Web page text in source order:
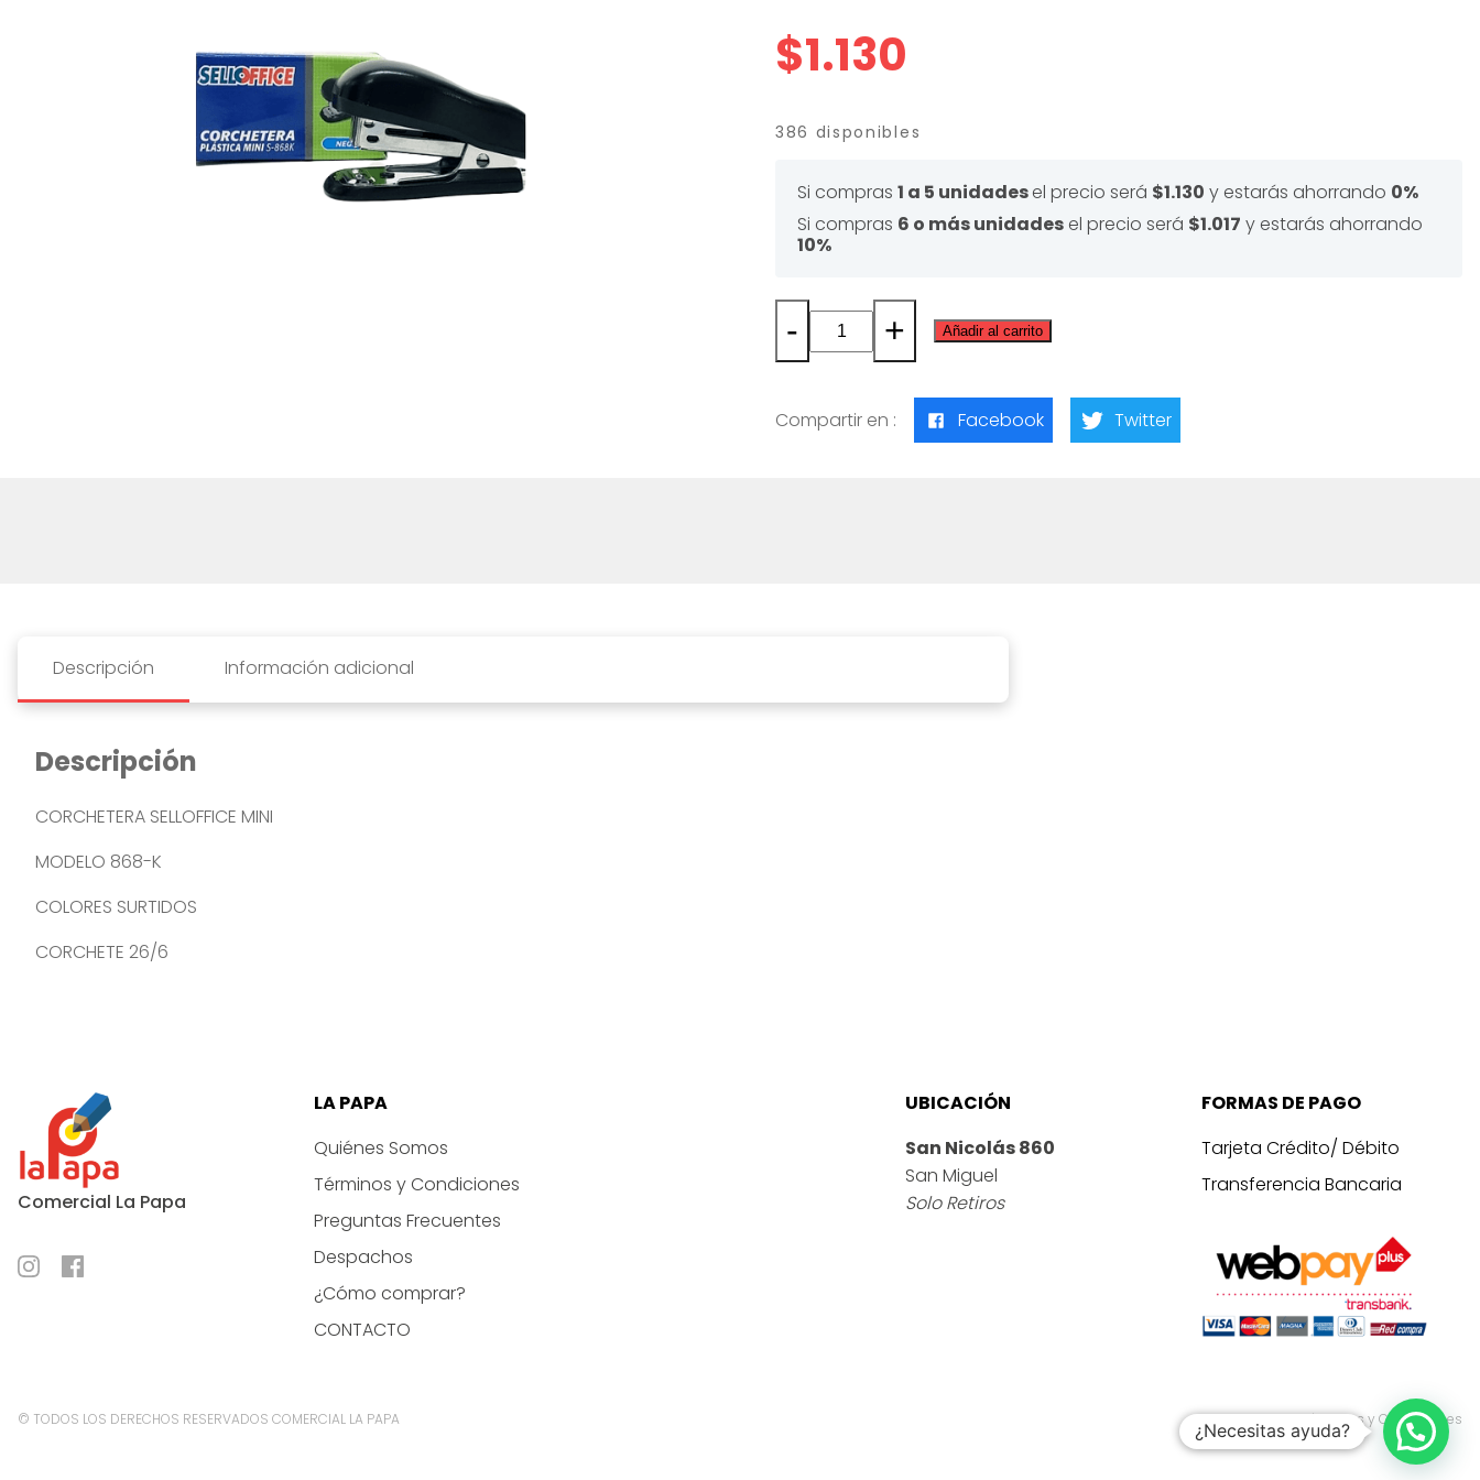
$1.130
386 disponibles
Si compras 1 a 5 unidadesel precio será $1.130 y estarás ahorrando 0%
Si compras 6 o más unidades el precio será $1.017 y estarás ahorrando
10%
-
CORCHETERA
SELLOFFICE
868-
+ Añadir al carrito
Compartir en : Facebook Twitter
Descripción Información adicional
Descripción
CORCHETERA SELLOFFICE MINI
MODELO 868-K
COLORES SURTIDOS
CORCHETE 26/6
Comercial La Papa
LA PAPA
Quiénes Somos
Términos y Condiciones
Preguntas Frecuentes
Despachos
¿Cómo comprar?
CONTACTO
UBICACIÓN
San Nicolás 860
San Miguel
Solo Retiros
FORMAS DE PAGO
Tarjeta Crédito/ Débito
Transferencia Bancaria
© TODOS LOS DERECHOS RESERVADOS COMERCIAL LA PAPA Términos y Condiciones
¿Necesitas ayuda?